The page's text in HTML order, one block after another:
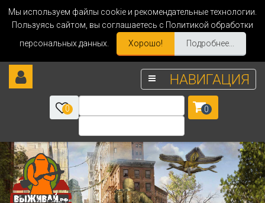
Мы используем файлы cookie и рекомендательные технологии.
Пользуясь сайтом, вы соглашаетесь с Политикой обработки
персональных данных.
Хорошо! Подробнее...
НАВИГАЦИЯ
0 0